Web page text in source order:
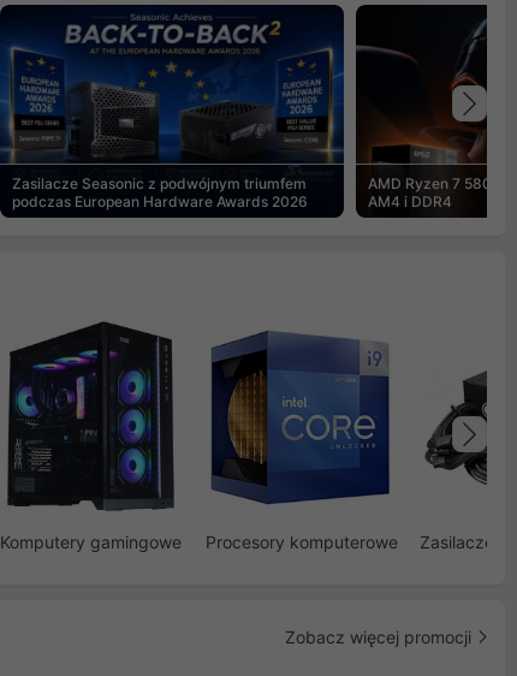
Zasilacze Seasonic z podwójnym triumfem
podczas European Hardware Awards 2026
AMD Ryzen 7
AM4 i DDR4
Komputery gamingowe Procesory komputerowe Zasilacze
Zobacz więcej promocji